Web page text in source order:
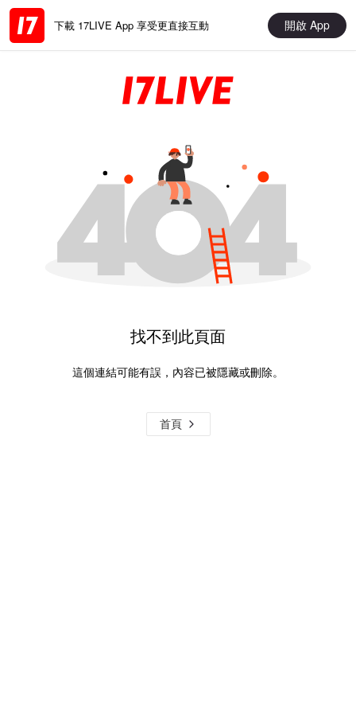
下載 17LIVE App 享受更直接互動 開啟 App
找不到此頁面
這個連結可能有誤，內容已被隱藏或刪除。
首頁